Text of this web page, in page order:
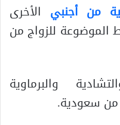
من أجنبي الأخرى
الموضوعة للزواج من
والبرماوية
من سعودية.